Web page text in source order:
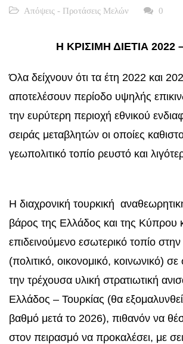
Απόψεις - Προτάσεις Μελών
0
Η ΚΡΙΣΙΜΗ ΔΙΕΤΙΑ 2022
Όλα δείχνουν ότι τα έτη 2022 και
αποτελέσουν περίοδο υψηλής
την ευρύτερη περιοχή εθνικού
σειράς μεταβλητών οι οποίες
γεωπολιτικό τοπίο ρευστό και
Η διαχρονική τουρκική
βάρος της Ελλάδος και της Κύπρου
επιδεινούμενο εσωτερικό τοπίο
(πολιτικό, οικονομικό, κοινωνικό)
την τρέχουσα υλική στρατιωτική
Ελλάδος – Τουρκίας (θα
βαθμό μετά το 2026), πιθανόν να
στον πειρασμό να προκαλέσει, με